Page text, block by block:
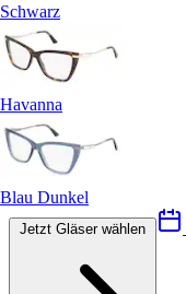
Schwarz
Havanna
Blau Dunkel